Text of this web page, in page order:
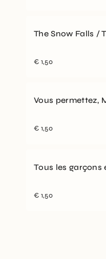
The Snow Falls /
€ 1,50
Vous permettez,
€ 1,50
Tous les garçons
€ 1,50